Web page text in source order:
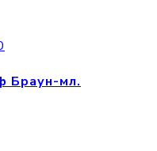
Браун-мл.